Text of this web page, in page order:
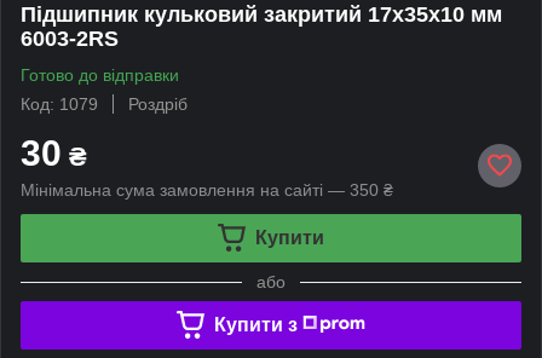
Підшипник кульковий закритий 17х35х10 мм
6003-2RS
Готово до відправки
Код: 1079
Роздріб
30 ₴
Мінімальна сума замовлення на сайті — 350 ₴
Купити
або
Купити з